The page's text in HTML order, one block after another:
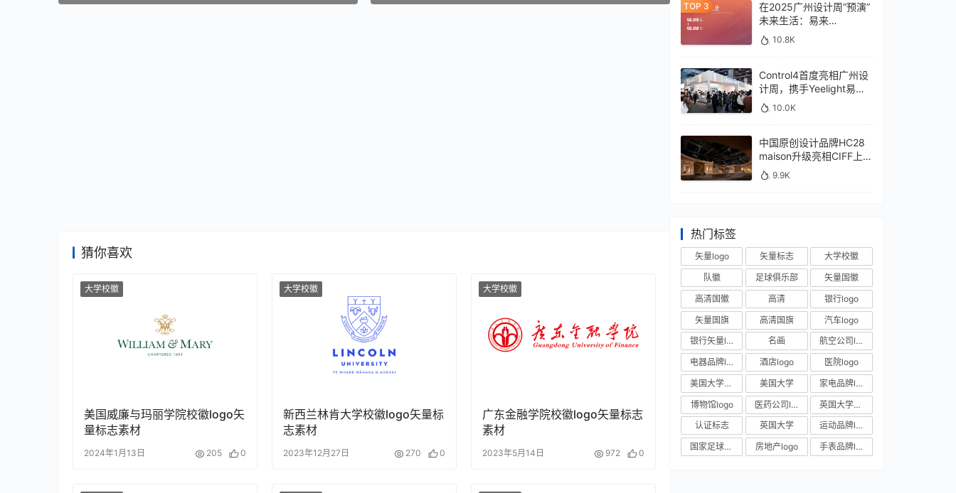
猜你喜欢
大学校徽
美国威廉与玛丽学院校徽logo矢
量标志素材
2024年1月13日 205 0
大学校徽
新西兰林肯大学校徽logo矢量标
志素材
2023年12月27日 270 0
大学校徽
广东金融学院校徽logo矢量标志
素材
2023年5月14日 972 0
在2025广州设计周“预演”
未来生活：易来
xControl4展位待您亲鉴
10.8K
Control4首度亮相广州设
计周，携手Yeelight易来
深化本土战略
10.0K
中国原创设计品牌HC28
maison升级亮相CIFF上
海，汇聚设计巨擘
9.9K
热门标签
矢量logo 矢量标志
大学校徽
队徽
足球俱乐部
矢量国徽
高清国徽
高清
银行logo
矢量国旗
高清国旗
汽车logo
银行矢量logo
名画
航空公司logo
电器品牌logo
酒店logo
医院logo
美国大学校徽
美国大学
家电品牌logo
博物馆logo
医药公司logo
英国大学校徽
认证标志
英国大学
运动品牌logo
国家足球队队徽
房地产logo 手表品牌logo